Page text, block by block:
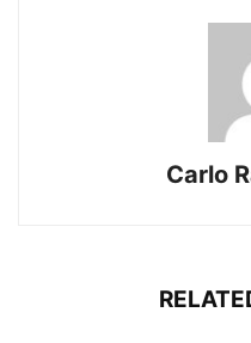
Carlo